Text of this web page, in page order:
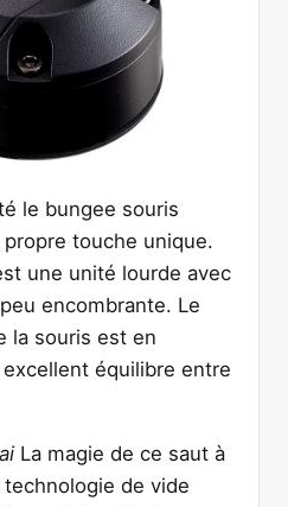
le bungee souris
touche unique.
une unité lourde avec
encombrante. Le
la souris est en
équilibre entre
La magie de ce saut à
de vide